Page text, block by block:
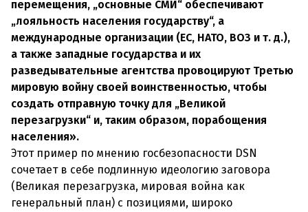
перемещения, „основные СМИ“ обеспечивают
„лояльность населения государству“, а
международные организации (ЕС, НАТО, ВОЗ и т. д.),
а также западные государства и их
разведывательные агентства провоцируют Третью
мировую войну своей воинственностью, чтобы
создать отправную точку для „Великой
перезагрузки“ и, таким образом, порабощения
населения».
Этот пример по мнению госбезопасности DSN
сочетает в себе подлинную идеологию заговора
(Великая перезагрузка, мировая война как
генеральный план) с позициями, широко